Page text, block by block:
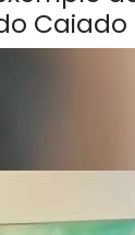
Caiado